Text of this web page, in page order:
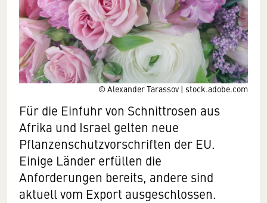
© Alexander Tarassov | stock.adobe.com
Für die Einfuhr von Schnittrosen aus
Afrika und Israel gelten neue
Pflanzenschutzvorschriften der EU.
Einige Länder erfüllen die
Anforderungen bereits, andere sind
aktuell vom Export ausgeschlossen.